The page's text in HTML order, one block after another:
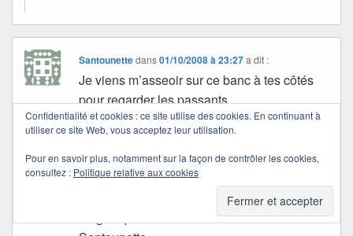
Santounettedans01/10/2008 à 23:27 a dit :
Je viens m’asseoir sur ce banc à tes côtés
pour regarder les passants.
Ce livre est également dans ma
bibliothèque, c’est un incontournable pour
moi.
En venant chez toi, j’aime lire les
commentaires, et je viens de voir un
Confidentialité et cookies : ce site utilise des cookies. En continuant à
utiliser ce site Web, vous acceptez leur utilisation.
Pour en savoir plus, notamment sur la façon de contrôler les cookies,
consultez : Politique relative aux cookies